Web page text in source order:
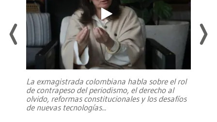
La exmagistrada colombiana habla sobre el rol
de contrapeso del periodismo, el derecho al
olvido, reformas constitucionales y los desafíos
de nuevas tecnologías...